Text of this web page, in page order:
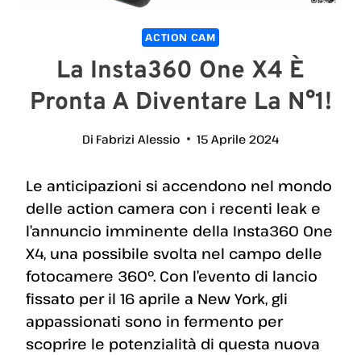
ACTION CAM
La Insta360 One X4 È
Pronta A Diventare La N°1!
Di Fabrizi Alessio 15 Aprile 2024
Le anticipazioni si accendono nel mondo
delle action camera con i recenti leak e
l’annuncio imminente della Insta360 One
X4, una possibile svolta nel campo delle
fotocamere 360º. Con l’evento di lancio
fissato per il 16 aprile a New York, gli
appassionati sono in fermento per
scoprire le potenzialità di questa nuova